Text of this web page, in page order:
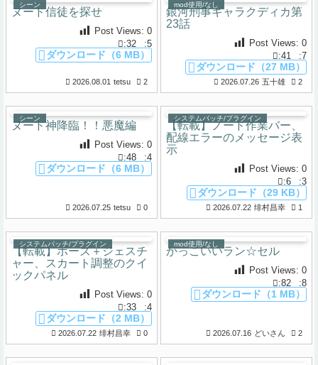
シーン
ヌード信徒を探せ
Post Views: 0
:32
:5
2026.08.01 tetsu 2
ダウンロード（6 MB）
mod使用/なし
銀河刑事ギャラクディカ第
23話
Post Views: 0
:41
:7
2026.07.26 五十雄 2
ダウンロード（27 MB）
シーン
ヌード神降臨！！悪魔編
Post Views: 0
:48
:4
2026.07.25 tetsu 0
ダウンロード（6 MB）
システムパッチ/プラグイン
【転載】ノード作業バー、
配線エラーのメッセージ表
示
Post Views: 0
:6
:3
2026.07.22 绯村昌幸 1
ダウンロード（29 KB）
システムパッチ/プラグイン
【転載】ポーズ＋ジェスチ
ャー、スカート調整のクイ
ックパネル
Post Views: 0
:33
:4
2026.07.22 绯村昌幸 0
ダウンロード（2 MB）
mod使用/なし
かっこいいラン☆セル
Post Views: 0
:82
:8
2026.07.16 どいさん 2
ダウンロード（1 MB）